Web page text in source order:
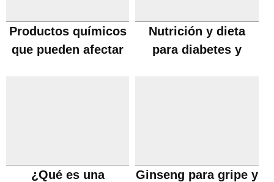
Productos químicos
que pueden afectar
Nutrición y dieta
para diabetes y
¿Qué es una
Ginseng para gripe y